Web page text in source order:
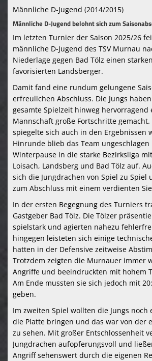
Männliche D-Jugend (2014/2015)
Männliche D-Jugend belohnt sich zum
Im letzten Turnier der Saison 2025/26
männliche D-Jugend des TSV Murnau
Niederlage gegen Bad Tölz einen
favorisierten Landsberger.
Damit fand eine rundum gelungene
erfreulichen Abschluss. Die Jungs haben
gesamte Spielzeit hinweg hervorragend
Mannschaft große Fortschritte gemacht.
spiegelte sich auch in den Ergebnissen
Hinrunde blieb das Team ungeschlagen
Winterpause in die starke Bezirksliga mit
Loisach, Landsberg und Bad Tölz auf.
sich die Jungdrachen von Spiel zu Spiel
zum Abschluss mit einem verdienten
In der ersten Begegnung des Turniers
Gastgeber Bad Tölz. Die Tölzer
spielstark und agierten nahezu
hingegen leisteten sich einige
hatten in der Defensive zeitweise
Trotzdem zeigten die Murnauer immer
Angriffe und beeindruckten mit hohem
Am Ende mussten sie sich jedoch mit 20:
geben.
Im zweiten Spiel wollten die Jungs noch
die Platte bringen und das war von der
zu sehen. Mit großer Entschlossenheit
Jungdrachen aufopferungsvoll und
Angriffsehenswert durch die eigenen